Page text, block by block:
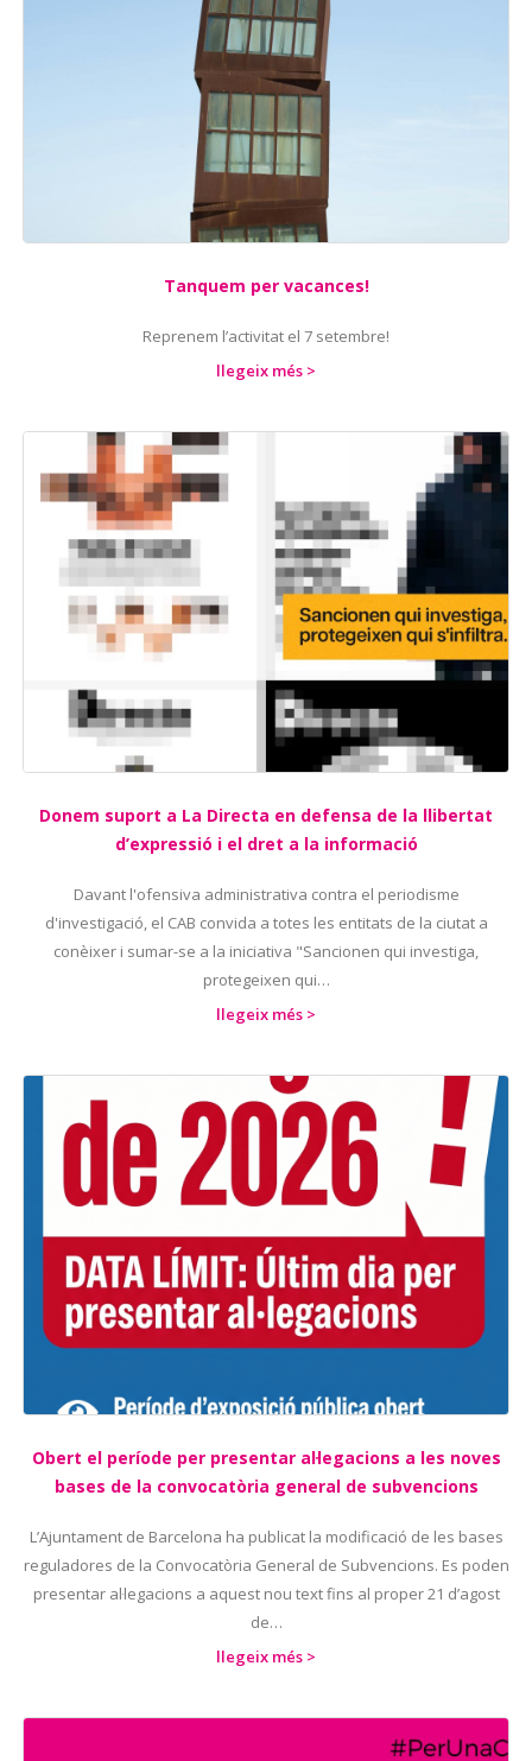
Tanquem per vacances!
Reprenem l’activitat el 7 setembre!
llegeix més >
Donem suport a La Directa en defensa de la llibertat
d’expressió i el dret a la informació
Davant l'ofensiva administrativa contra el periodisme
d'investigació, el CAB convida a totes les entitats de la ciutat a
conèixer i sumar-se a la iniciativa "Sancionen qui investiga,
protegeixen qui…
llegeix més >
Obert el període per presentar al·legacions a les noves
bases de la convocatòria general de subvencions
L’Ajuntament de Barcelona ha publicat la modificació de les bases
reguladores de la Convocatòria General de Subvencions. Es poden
presentar al·legacions a aquest nou text fins al proper 21 d’agost
de…
llegeix més >